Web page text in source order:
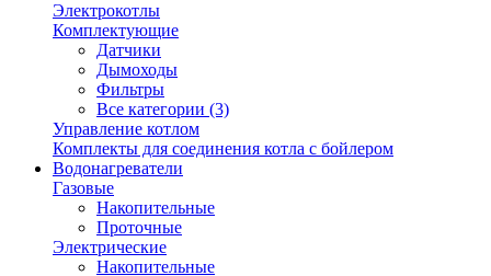
Электрокотлы
Комплектующие
Датчики
Дымоходы
Фильтры
Все категории (3)
Управление котлом
Комплекты для соединения котла с бойлером
Водонагреватели
Газовые
Накопительные
Проточные
Электрические
Накопительные